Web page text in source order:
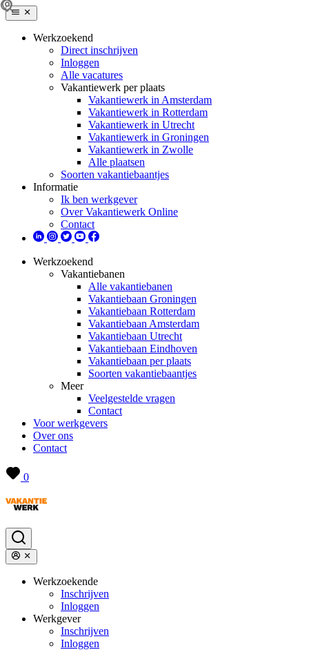
Werkzoekend
Direct inschrijven
Inloggen
Alle vacatures
Vakantiewerk per plaats
Vakantiewerk in Amsterdam
Vakantiewerk in Rotterdam
Vakantiewerk in Utrecht
Vakantiewerk in Groningen
Vakantiewerk in Zwolle
Alle plaatsen
Soorten vakantiebaantjes
Informatie
Ik ben werkgever
Over Vakantiewerk Online
Contact
Werkzoekend
Vakantiebanen
Alle vakantiebanen
Vakantiebaan Groningen
Vakantiebaan Rotterdam
Vakantiebaan Amsterdam
Vakantiebaan Utrecht
Vakantiebaan Eindhoven
Vakantiebaan per plaats
Soorten vakantiebaantjes
Meer
Veelgestelde vragen
Contact
Voor werkgevers
Over ons
Contact
0
Werkzoekende
Inschrijven
Inloggen
Werkgever
Inschrijven
Inloggen